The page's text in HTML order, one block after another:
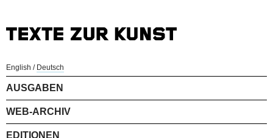
English / Deutsch
AUSGABEN
WEB-ARCHIV
EDITIONEN